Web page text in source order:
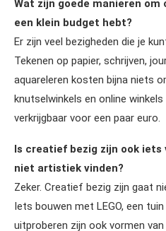
Wat zijn goede manieren
een klein budget hebt?
Er zijn veel bezigheden die je
Tekenen op papier, schrijven,
aquareleren kosten bijna niets
knutselwinkels en online
verkrijgbaar voor een paar euro.
Is creatief bezig zijn ook iets
niet artistiek vinden?
Zeker. Creatief bezig zijn gaat
Iets bouwen met LEGO, een
uitproberen zijn ook vormen